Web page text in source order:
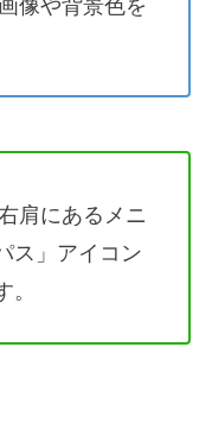
像や背景色を
肩にあるメニ
ス」アイコン